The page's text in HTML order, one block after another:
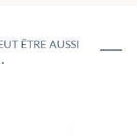
être aussi